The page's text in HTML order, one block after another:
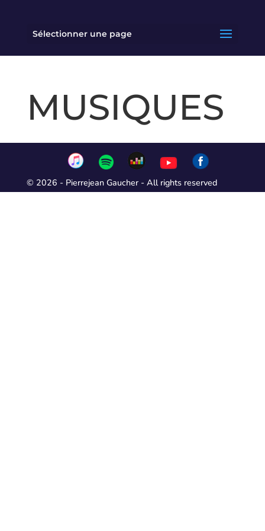
Sélectionner une page
MUSIQUES
© 2026 - Pierrejean Gaucher - All rights reserved